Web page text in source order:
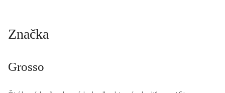
Značka
Grosso